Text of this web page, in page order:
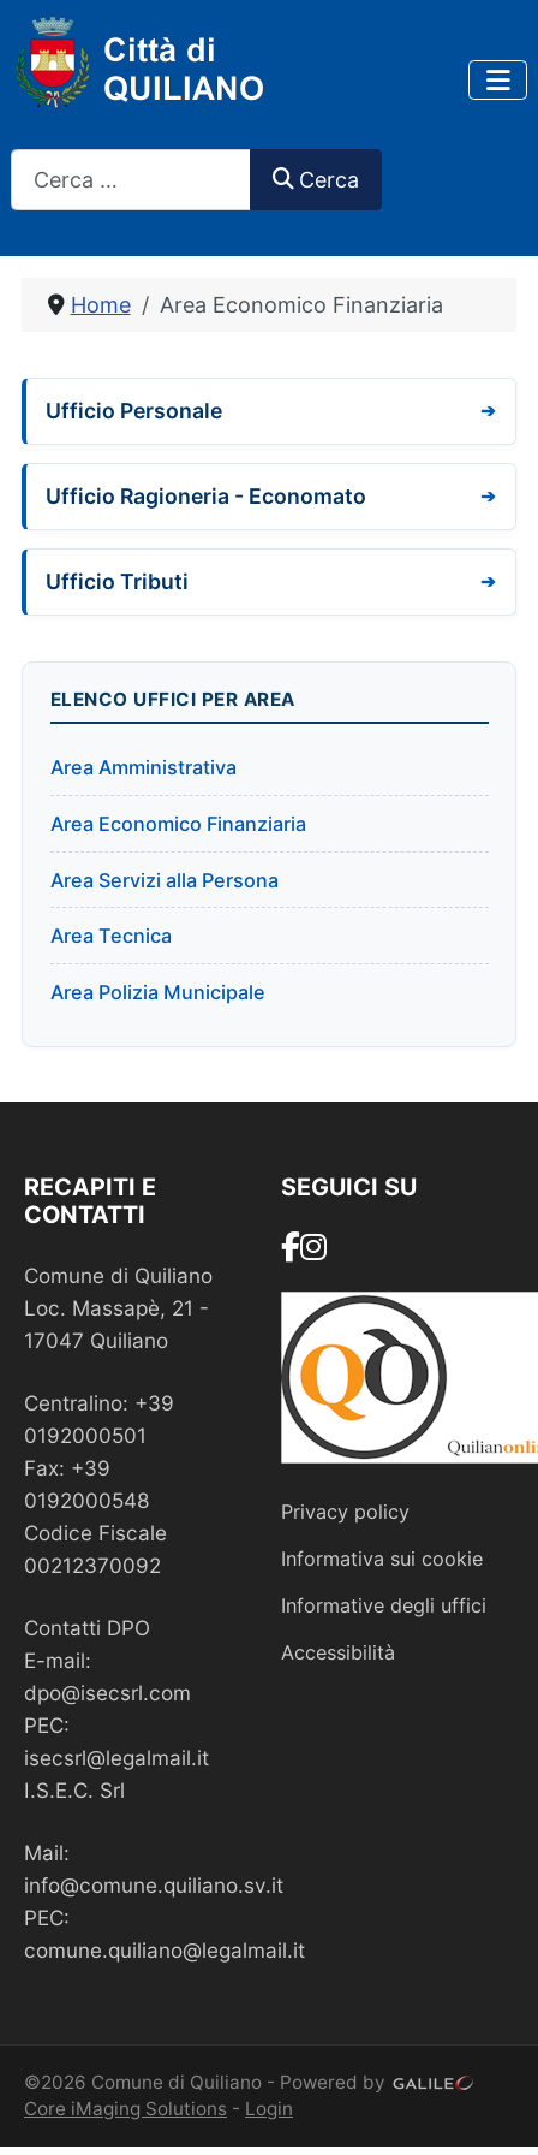
Cerca
Home Area Economico Finanziaria
Ufficio Personale
Ufficio Ragioneria - Economato
Ufficio Tributi
ELENCO UFFICI PER AREA
Area Amministrativa
Area Economico Finanziaria
Area Servizi alla Persona
Area Tecnica
Area Polizia Municipale
RECAPITI E
CONTATTI
Comune di Quiliano
Loc. Massapè, 21 -
17047 Quiliano
Centralino: +39
0192000501
Fax: +39
0192000548
Codice Fiscale
00212370092
Contatti DPO
E-mail:
dpo@isecsrl.com
PEC:
isecsrl@legalmail.it
I.S.E.C. Srl
Mail:
info@comune.quiliano.sv.it
PEC:
comune.quiliano@legalmail.it
SEGUICI SU
Privacy policy
Informativa sui cookie
Informative degli uffici
Accessibilità
©2026 Comune di Quiliano - Powered by
Core iMaging Solutions - Login